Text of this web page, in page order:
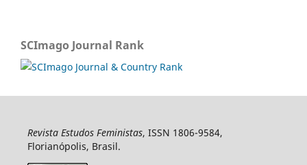
SCImago Journal Rank
Revista Estudos Feministas, ISSN 1806-9584,
Florianópolis, Brasil.